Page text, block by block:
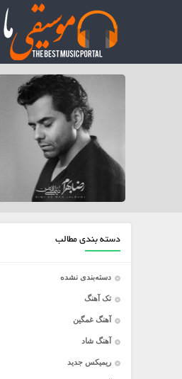
دسته بندی مطالب
دسته‌بندی نشده
تک آهنگ
آهنگ غمگین
آهنگ شاد
ریمیکس جدید